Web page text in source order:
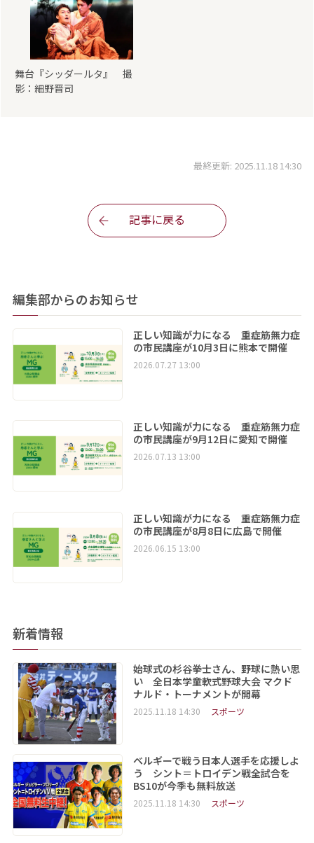
舞台『シッダールタ』 撮
影：細野晋司
最終更新: 2025.11.18 14:30
記事に戻る
編集部からのお知らせ
正しい知識が力になる 重症筋無力症
の市民講座が10月3日に熊本で開催
2026.07.27 13:00
正しい知識が力になる 重症筋無力症
の市民講座が9月12日に愛知で開催
2026.07.13 13:00
正しい知識が力になる 重症筋無力症
の市民講座が8月8日に広島で開催
2026.06.15 13:00
新着情報
始球式の杉谷拳士さん、野球に熱い思
い 全日本学童軟式野球大会 マクド
ナルド・トーナメントが開幕
2025.11.18 14:30 スポーツ
ベルギーで戦う日本人選手を応援しよ
う シント＝トロイデン戦全試合を
BS10が今季も無料放送
2025.11.18 14:30 スポーツ